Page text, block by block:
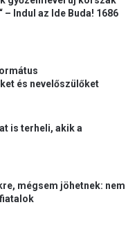
Indul az Ide Buda! 1686
és nevelőszülőket
is terheli, akik a
mégsem jöhetnek: nem